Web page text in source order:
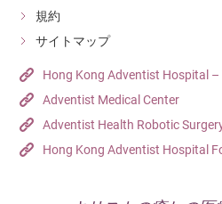
規約
サイトマップ
Hong Kong Adventist Hospital –
Adventist Medical Center
Adventist Health Robotic
Hong Kong Adventist Hospital